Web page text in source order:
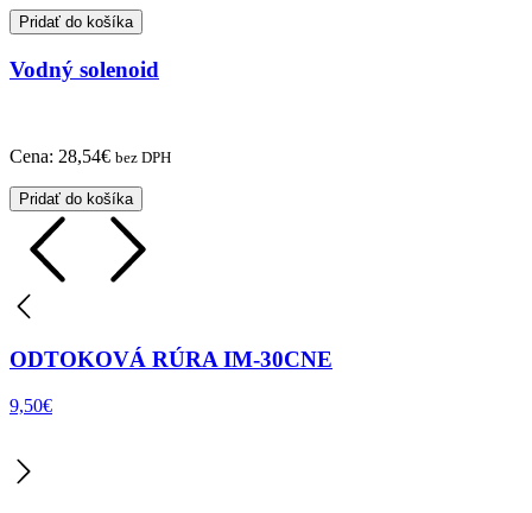
Pridať do košíka
Vodný solenoid
Cena: 28,54€ bez DPH
Pridať do košíka
ODTOKOVÁ RÚRA IM-30CNE
9,50€